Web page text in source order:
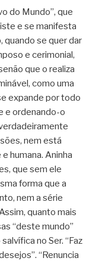
do Mundo”, que
e se manifesta
quando se quer dar
e cerimonial,
que o realiza
como uma
expande por todo
e ordenando-o
nem está
humana. Aninha
que sem ele
forma que a
nem a série
quanto mais
“deste mundo”
no Ser. “Faz
“Renuncia